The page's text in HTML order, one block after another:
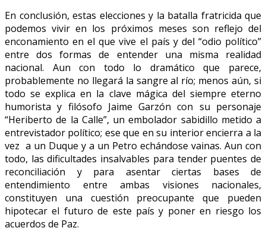
En conclusión, estas elecciones y la batalla fratricida que
podemos vivir en los próximos meses son reflejo del
enconamiento en el que vive el país y del “odio político”
entre dos formas de entender una misma realidad
nacional. Aun con todo lo dramático que parece,
probablemente no llegará la sangre al río; menos aún, si
todo se explica en la clave mágica del siempre eterno
humorista y filósofo Jaime Garzón con su personaje
“Heriberto de la Calle”, un embolador sabidillo metido a
entrevistador político; ese que en su interior encierra a la
vez a un Duque y a un Petro echándose vainas. Aun con
todo, las dificultades insalvables para tender puentes de
reconciliación y para asentar ciertas bases de
entendimiento entre ambas visiones nacionales,
constituyen una cuestión preocupante que pueden
hipotecar el futuro de este país y poner en riesgo los
acuerdos de Paz.